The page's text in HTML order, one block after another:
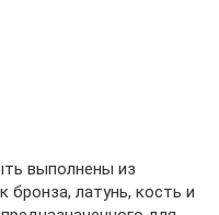
выполнены из
бронза, латунь, кость и